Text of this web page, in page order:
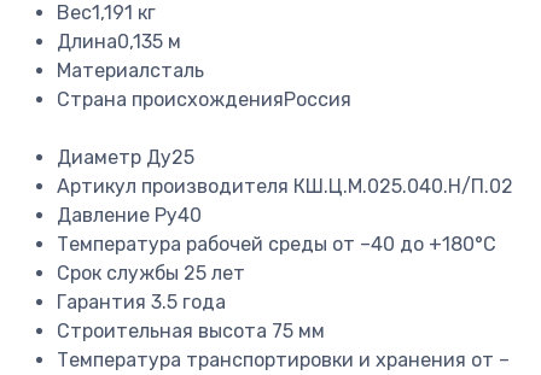
Вес1,191 кг
Длина0,135 м
Материалсталь
Страна происхожденияРоссия
Диаметр Ду25
Артикул производителя КШ.Ц.М.025.040.Н/П.02
Давление Ру40
Температура рабочей среды от –40 до +180°C
Срок службы 25 лет
Гарантия 3.5 года
Строительная высота 75 мм
Температура транспортировки и хранения от –